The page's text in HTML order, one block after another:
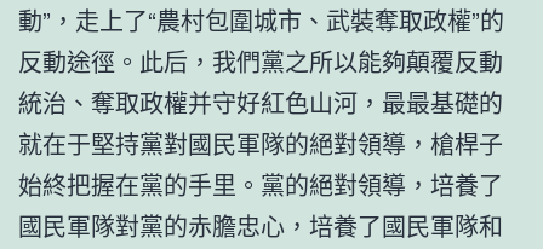
動”，走上了“農村包圍城市、武裝奪取政權”的
反動途徑。此后，我們黨之所以能夠顛覆反動
統治、奪取政權并守好紅色山河，最最基礎的
就在于堅持黨對國民軍隊的絕對領導，槍桿子
始終把握在黨的手里。黨的絕對領導，培養了
國民軍隊對黨的赤膽忠心，培養了國民軍隊和